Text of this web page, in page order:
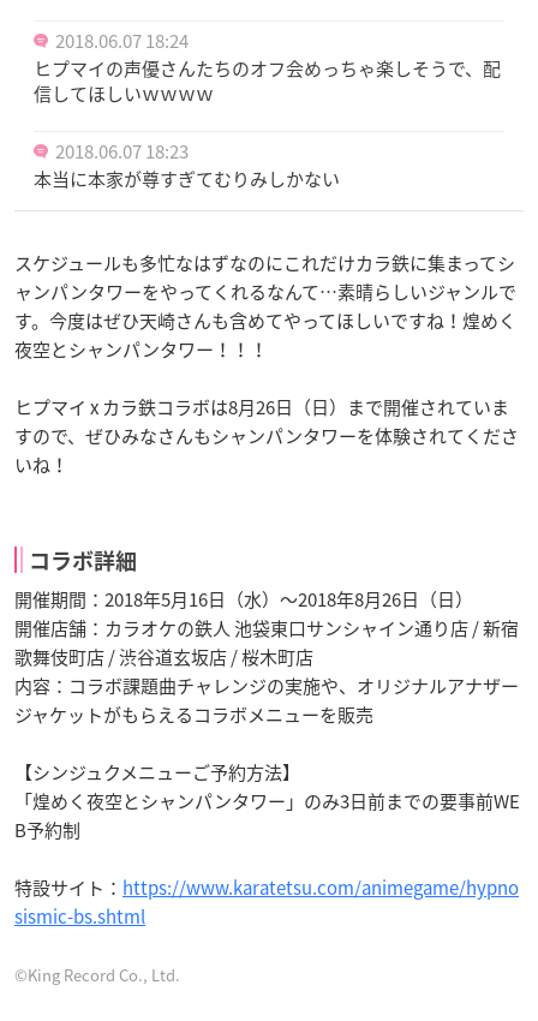
2018.06.07 18:24
ヒプマイの声優さんたちのオフ会めっちゃ楽しそうで、配
信してほしいｗｗｗｗ
2018.06.07 18:23
本当に本家が尊すぎてむりみしかない
スケジュールも多忙なはずなのにこれだけカラ鉄に集まってシ
ャンパンタワーをやってくれるなんて…素晴らしいジャンルで
す。今度はぜひ天崎さんも含めてやってほしいですね！煌めく
夜空とシャンパンタワー！！！
ヒプマイ x カラ鉄コラボは8月26日（日）まで開催されていま
すので、ぜひみなさんもシャンパンタワーを体験されてくださ
いね！
コラボ詳細
開催期間：2018年5月16日（水）～2018年8月26日（日）
開催店舗：カラオケの鉄人 池袋東口サンシャイン通り店 / 新宿
歌舞伎町店 / 渋谷道玄坂店 / 桜木町店
内容：コラボ課題曲チャレンジの実施や、オリジナルアナザー
ジャケットがもらえるコラボメニューを販売
【シンジュクメニューご予約方法】
「煌めく夜空とシャンパンタワー」のみ3日前までの要事前WE
B予約制
特設サイト： https://www.karatetsu.com/animegame/hypno
sismic-bs.shtml
©King Record Co., Ltd.